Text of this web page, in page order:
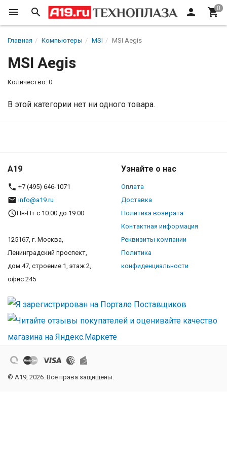
Главная Компьютеры MSI MSI Aegis
MSI Aegis
Количество: 0
В этой категории нет ни одного товара.
A19
+7 (495) 646-1071
info@a19.ru
Пн-Пт с 10:00 до 19:00
125167, г. Москва,
Ленинградский проспект,
дом 47, строение 1, этаж 2,
офис 245
Узнайте о нас
Оплата
Доставка
Политика возврата
Контактная информация
Реквизиты компании
Политика
конфиденциальности
© A19, 2026. Все права защищены.